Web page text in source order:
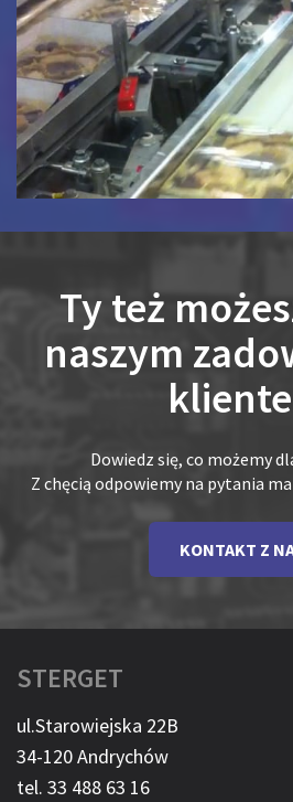
Ty też
naszym
Dowiedz się, co możemy
Z chęcią odpowiemy na pytania
KONTAKT Z
STERGET
ul.Starowiejska 22B
34-120 Andrychów
tel. 33 488 63 16